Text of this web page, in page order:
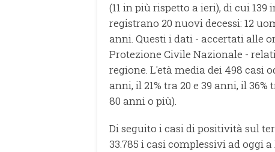
(11 in più rispetto a ieri), di cui
registrano 20 nuovi decessi: 12
anni. Questi i dati - accertati alle
Protezione Civile Nazionale -
regione. L'età media dei 498 casi
anni, il 21% tra 20 e 39 anni, il 36%
80 anni o più).
Di seguito i casi di positività sul
33.785 i casi complessivi ad oggi